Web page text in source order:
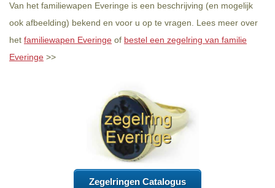
Van het familiewapen Everinge is een beschrijving (en mogelijk
ook afbeelding) bekend en voor u op te vragen. Lees meer over
het familiewapen Everinge of bestel een zegelring van familie
Everinge >>
Zegelringen Catalogus